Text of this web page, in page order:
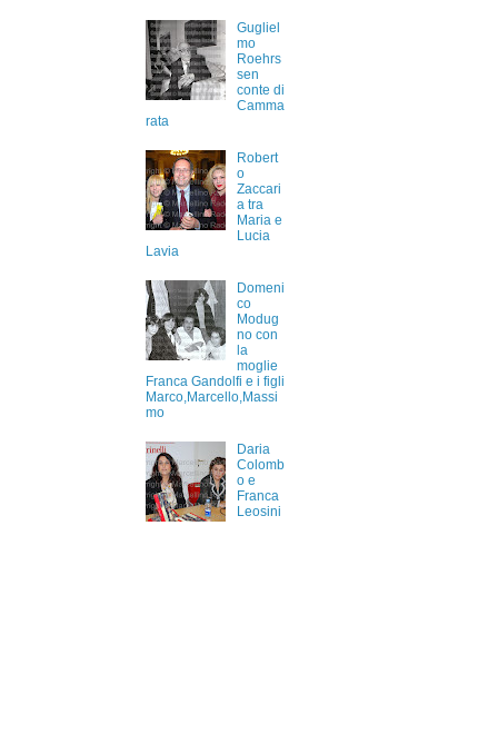
Gugliel
mo
Roehrs
sen
conte di
Camma
rata
Robert
o
Zaccari
a tra
Maria e
Lucia
Lavia
Domeni
co
Modug
no con
la
moglie
Franca Gandolfi e i figli
Marco,Marcello,Massi
mo
Daria
Colomb
o e
Franca
Leosini